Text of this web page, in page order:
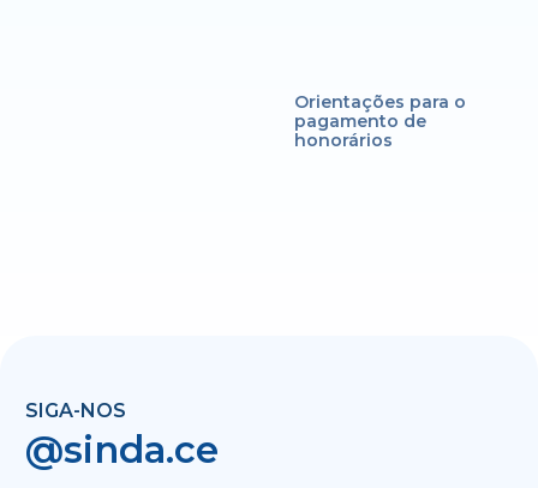
Orientações para o
pagamento de
honorários
SIGA-NOS
@sinda.ce